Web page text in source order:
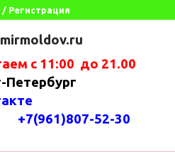
Регистрация
с 11:00 до 21.00
Петербург
52-30